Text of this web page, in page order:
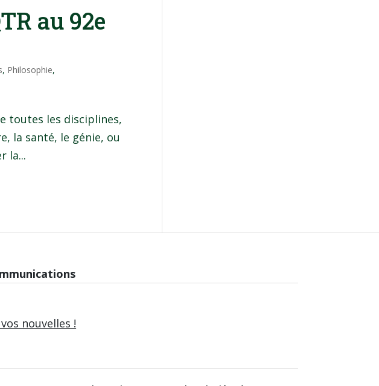
au 92e
, Philosophie,
toutes les disciplines,
la santé, le génie, ou
la...
nouvelles !